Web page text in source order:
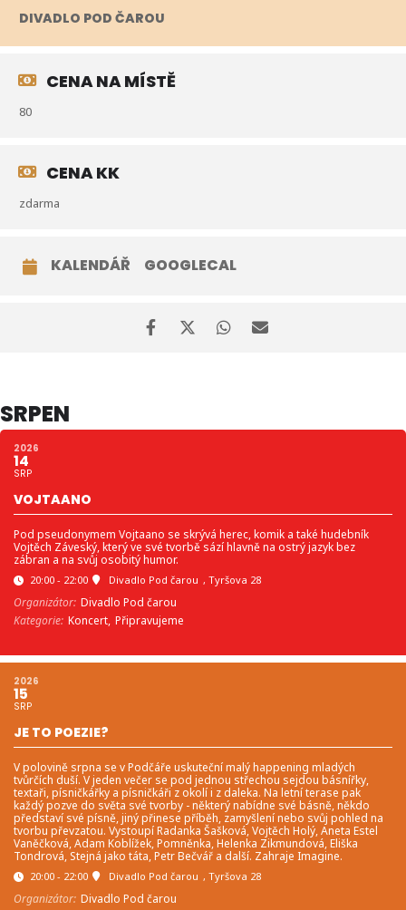
DIVADLO POD ČAROU
CENA NA MÍSTĚ
80
CENA KK
zdarma
KALENDÁŘ GOOGLECAL
SRPEN
2026
14
SRP
VOJTAANO
Pod pseudonymem Vojtaano se skrývá herec, komik a také hudebník
Vojtěch Záveský, který ve své tvorbě sází hlavně na ostrý jazyk bez
zábran a na svůj osobitý humor.
20:00 - 22:00 Divadlo Pod čarou , Tyršova 28
Organizátor: Divadlo Pod čarou
Kategorie: Koncert, Připravujeme
2026
15
SRP
JE TO POEZIE?
V polovině srpna se v Podčáře uskuteční malý happening mladých
tvůrčích duší. V jeden večer se pod jednou střechou sejdou básnířky,
textaři, písničkářky a písničkáři z okolí i z daleka. Na letní terase pak
každý pozve do světa své tvorby - některý nabídne své básně, někdo
představí své písně, jiný přinese příběh, zamyšlení nebo svůj pohled na
tvorbu převzatou. Vystoupí Radanka Šašková, Vojtěch Holý, Aneta Estel
Vaněčková, Adam Koblížek, Pomněnka, Helenka Zikmundová, Eliška
Tondrová, Stejná jako táta, Petr Bečvář a další. Zahraje Imagine.
20:00 - 22:00 Divadlo Pod čarou , Tyršova 28
Organizátor: Divadlo Pod čarou